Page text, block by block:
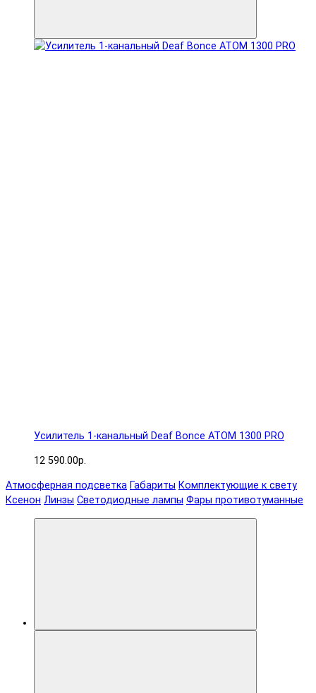
Усилитель 1-канальный Deaf Bonce ATOM 1300 PRO
12 590.00р.
Атмосферная подсветка Габариты Комплектующие к свету
Ксенон Линзы Светодиодные лампы Фары противотуманные